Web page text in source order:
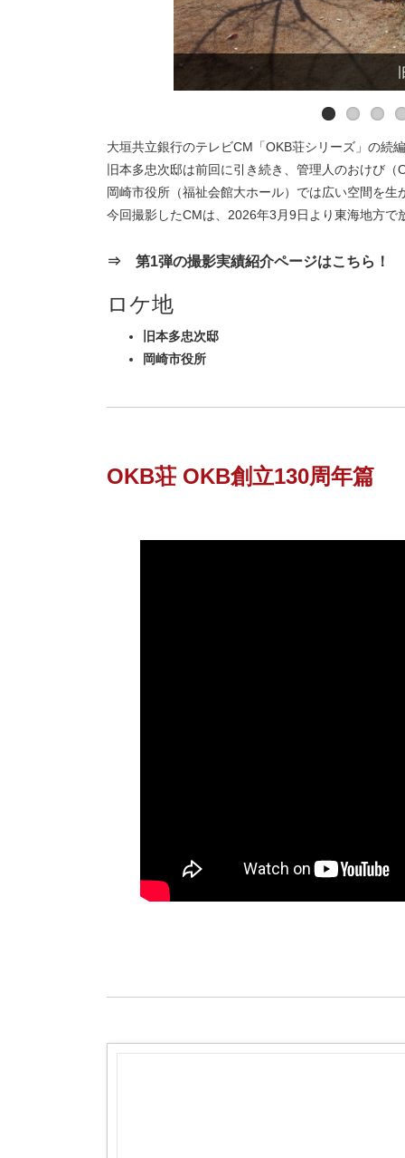
岡崎市役
岡崎市役
岡崎市役
大垣共立銀行のテレビCM「OKB荘シリーズ」の続
旧本多忠次邸は前回に引き続き、管理人のおけび
岡崎市役所（福祉会館大ホール）では広い空間を
今回撮影したCMは、2026年3月9日より東海地方で
⇒ 第1弾の撮影実績紹介ページはこちら！
ロケ地
旧本多忠次邸
岡崎市役所
OKB荘 OKB創立130周年篇